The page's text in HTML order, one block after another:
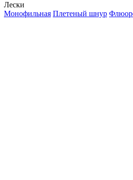
Лески
Монофильная Плетеный шнур